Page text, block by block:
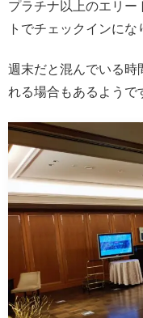
プラチナ以上のエリー
トでチェックインにな
週末だと混んでいる時
れる場合もあるようで